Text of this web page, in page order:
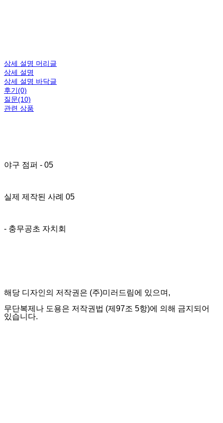
상세 설명 머리글
상세 설명
상세 설명 바닥글
후기(0)
질문(10)
관련 상품
야구 점퍼 - 05
실제 제작된 사례 05
- 충무공초 자치회
해당 디자인의 저작권은 (주)미러드림에 있으며,
무단복제나 도용은 저작권법 (제97조 5항)에 의해 금지되어
있습니다.